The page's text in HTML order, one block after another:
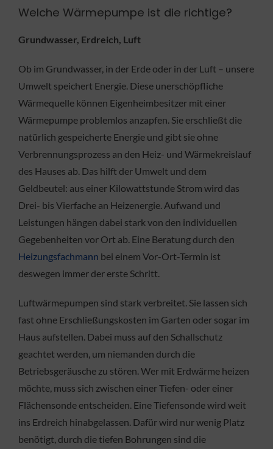
Welche Wärmepumpe ist die richtige?
Grundwasser, Erdreich, Luft
Ob im Grundwasser, in der Erde oder in der Luft – unsere
Umwelt speichert Energie. Diese unerschöpfliche
Wärmequelle können Eigenheimbesitzer mit einer
Wärmepumpe problemlos anzapfen. Sie erschließt die
natürlich gespeicherte Energie und gibt sie ohne
Verbrennungsprozess an den Heiz- und Wärmekreislauf
des Hauses ab. Das hilft der Umwelt und dem
Geldbeutel: aus einer Kilowattstunde Strom wird das
Drei- bis Vierfache an Heizenergie. Aufwand und
Leistungen hängen dabei stark von den individuellen
Gegebenheiten vor Ort ab. Eine Beratung durch den
Heizungsfachmann bei einem Vor-Ort-Termin ist
deswegen immer der erste Schritt.
Luftwärmepumpen sind stark verbreitet. Sie lassen sich
fast ohne Erschließungskosten im Garten oder sogar im
Haus aufstellen. Dabei muss auf den Schallschutz
geachtet werden, um niemanden durch die
Betriebsgeräusche zu stören. Wer mit Erdwärme heizen
möchte, muss sich zwischen einer Tiefen- oder einer
Flächensonde entscheiden. Eine Tiefensonde wird weit
ins Erdreich hinabgelassen. Dafür wird nur wenig Platz
benötigt, durch die tiefen Bohrungen sind die